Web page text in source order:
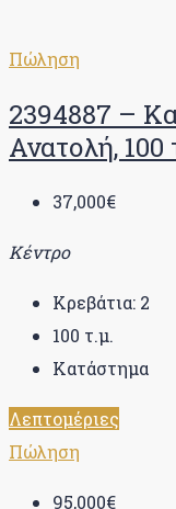
Πώληση
2394887 –
Ανατολή, 100
37,000€
Κέντρο
Κρεβάτια: 2
100 τ.μ.
Κατάστημα
Λεπτομέριες
Πώληση
95,000€